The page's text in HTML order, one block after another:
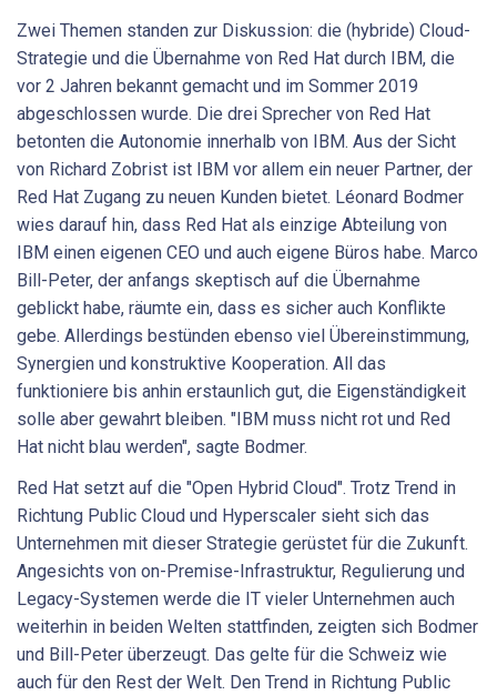
Zwei Themen standen zur Diskussion: die (hybride) Cloud-
Strategie und die Übernahme von Red Hat durch IBM, die
vor 2 Jahren bekannt gemacht und im Sommer 2019
abgeschlossen wurde. Die drei Sprecher von Red Hat
betonten die Autonomie innerhalb von IBM. Aus der Sicht
von Richard Zobrist ist IBM vor allem ein neuer Partner, der
Red Hat Zugang zu neuen Kunden bietet. Léonard Bodmer
wies darauf hin, dass Red Hat als einzige Abteilung von
IBM einen eigenen CEO und auch eigene Büros habe. Marco
Bill-Peter, der anfangs skeptisch auf die Übernahme
geblickt habe, räumte ein, dass es sicher auch Konflikte
gebe. Allerdings bestünden ebenso viel Übereinstimmung,
Synergien und konstruktive Kooperation. All das
funktioniere bis anhin erstaunlich gut, die Eigenständigkeit
solle aber gewahrt bleiben. "IBM muss nicht rot und Red
Hat nicht blau werden", sagte Bodmer.
Red Hat setzt auf die "Open Hybrid Cloud". Trotz Trend in
Richtung Public Cloud und Hyperscaler sieht sich das
Unternehmen mit dieser Strategie gerüstet für die Zukunft.
Angesichts von on-Premise-Infrastruktur, Regulierung und
Legacy-Systemen werde die IT vieler Unternehmen auch
weiterhin in beiden Welten stattfinden, zeigten sich Bodmer
und Bill-Peter überzeugt. Das gelte für die Schweiz wie
auch für den Rest der Welt. Den Trend in Richtung Public